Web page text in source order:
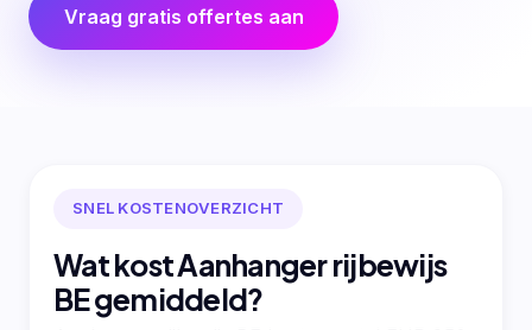
Vraag gratis offertes aan
SNEL KOSTENOVERZICHT
Wat kost Aanhanger rijbewijs
BE gemiddeld?